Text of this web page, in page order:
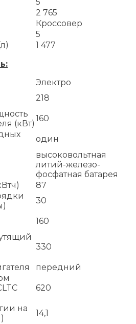
2 765
Кроссовер
5
1 477
Электро
218
(кВт)
160
один
высоковольтная
литий-железо-
фосфатная батарея
87
30
160
330
передний
620
на
14,1